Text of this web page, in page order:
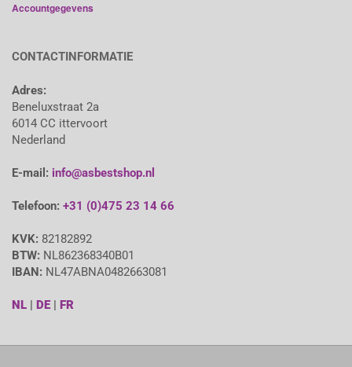
Accountgegevens
CONTACTINFORMATIE
Adres:
Beneluxstraat 2a
6014 CC ittervoort
Nederland
E-mail: info@asbestshop.nl
Telefoon: +31 (0)475 23 14 66
KVK: 82182892
BTW: NL862368340B01
IBAN: NL47ABNA0482663081
NL DE| FR